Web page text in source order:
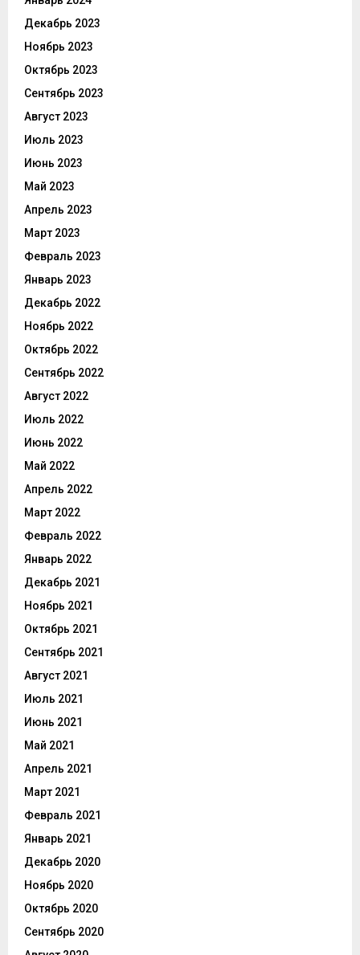
Декабрь 2023
Ноябрь 2023
Октябрь 2023
Сентябрь 2023
Август 2023
Июль 2023
Июнь 2023
Май 2023
Апрель 2023
Март 2023
Февраль 2023
Январь 2023
Декабрь 2022
Ноябрь 2022
Октябрь 2022
Сентябрь 2022
Август 2022
Июль 2022
Июнь 2022
Май 2022
Апрель 2022
Март 2022
Февраль 2022
Январь 2022
Декабрь 2021
Ноябрь 2021
Октябрь 2021
Сентябрь 2021
Август 2021
Июль 2021
Июнь 2021
Май 2021
Апрель 2021
Март 2021
Февраль 2021
Январь 2021
Декабрь 2020
Ноябрь 2020
Октябрь 2020
Сентябрь 2020